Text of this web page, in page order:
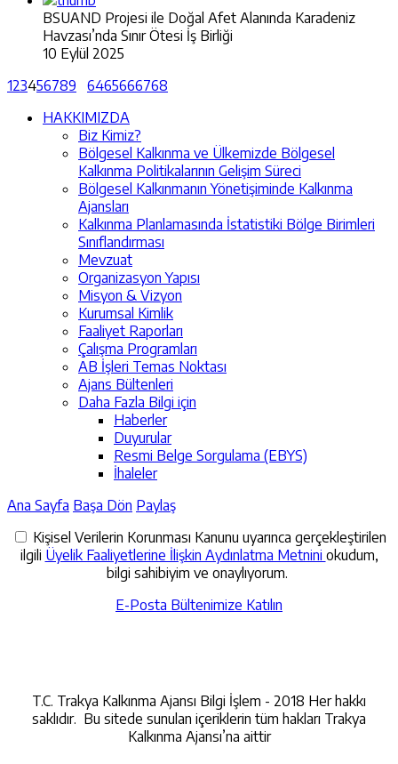
BSUAND Projesi ile Doğal Afet Alanında Karadeniz
Havzası’nda Sınır Ötesi İş Birliği
10 Eylül 2025
123456789 6465666768
HAKKIMIZDA
Biz Kimiz?
Bölgesel Kalkınma ve Ülkemizde Bölgesel
Kalkınma Politikalarının Gelişim Süreci
Bölgesel Kalkınmanın Yönetişiminde Kalkınma
Ajansları
Kalkınma Planlamasında İstatistiki Bölge Birimleri
Sınıflandırması
Mevzuat
Organizasyon Yapısı
Misyon & Vizyon
Kurumsal Kimlik
Faaliyet Raporları
Çalışma Programları
AB İşleri Temas Noktası
Ajans Bültenleri
Daha Fazla Bilgi için
Haberler
Duyurular
Resmi Belge Sorgulama (EBYS)
İhaleler
Ana Sayfa Başa Dön Paylaş
Kişisel Verilerin Korunması Kanunu uyarınca gerçekleştirilen
ilgili Üyelik Faaliyetlerine İlişkin Aydınlatma Metnini okudum,
bilgi sahibiyim ve onaylıyorum.
E-Posta Bültenimize Katılın
T.C. Trakya Kalkınma Ajansı Bilgi İşlem - 2018 Her hakkı
saklıdır. Bu sitede sunulan içeriklerin tüm hakları Trakya
Kalkınma Ajansı’na aittir